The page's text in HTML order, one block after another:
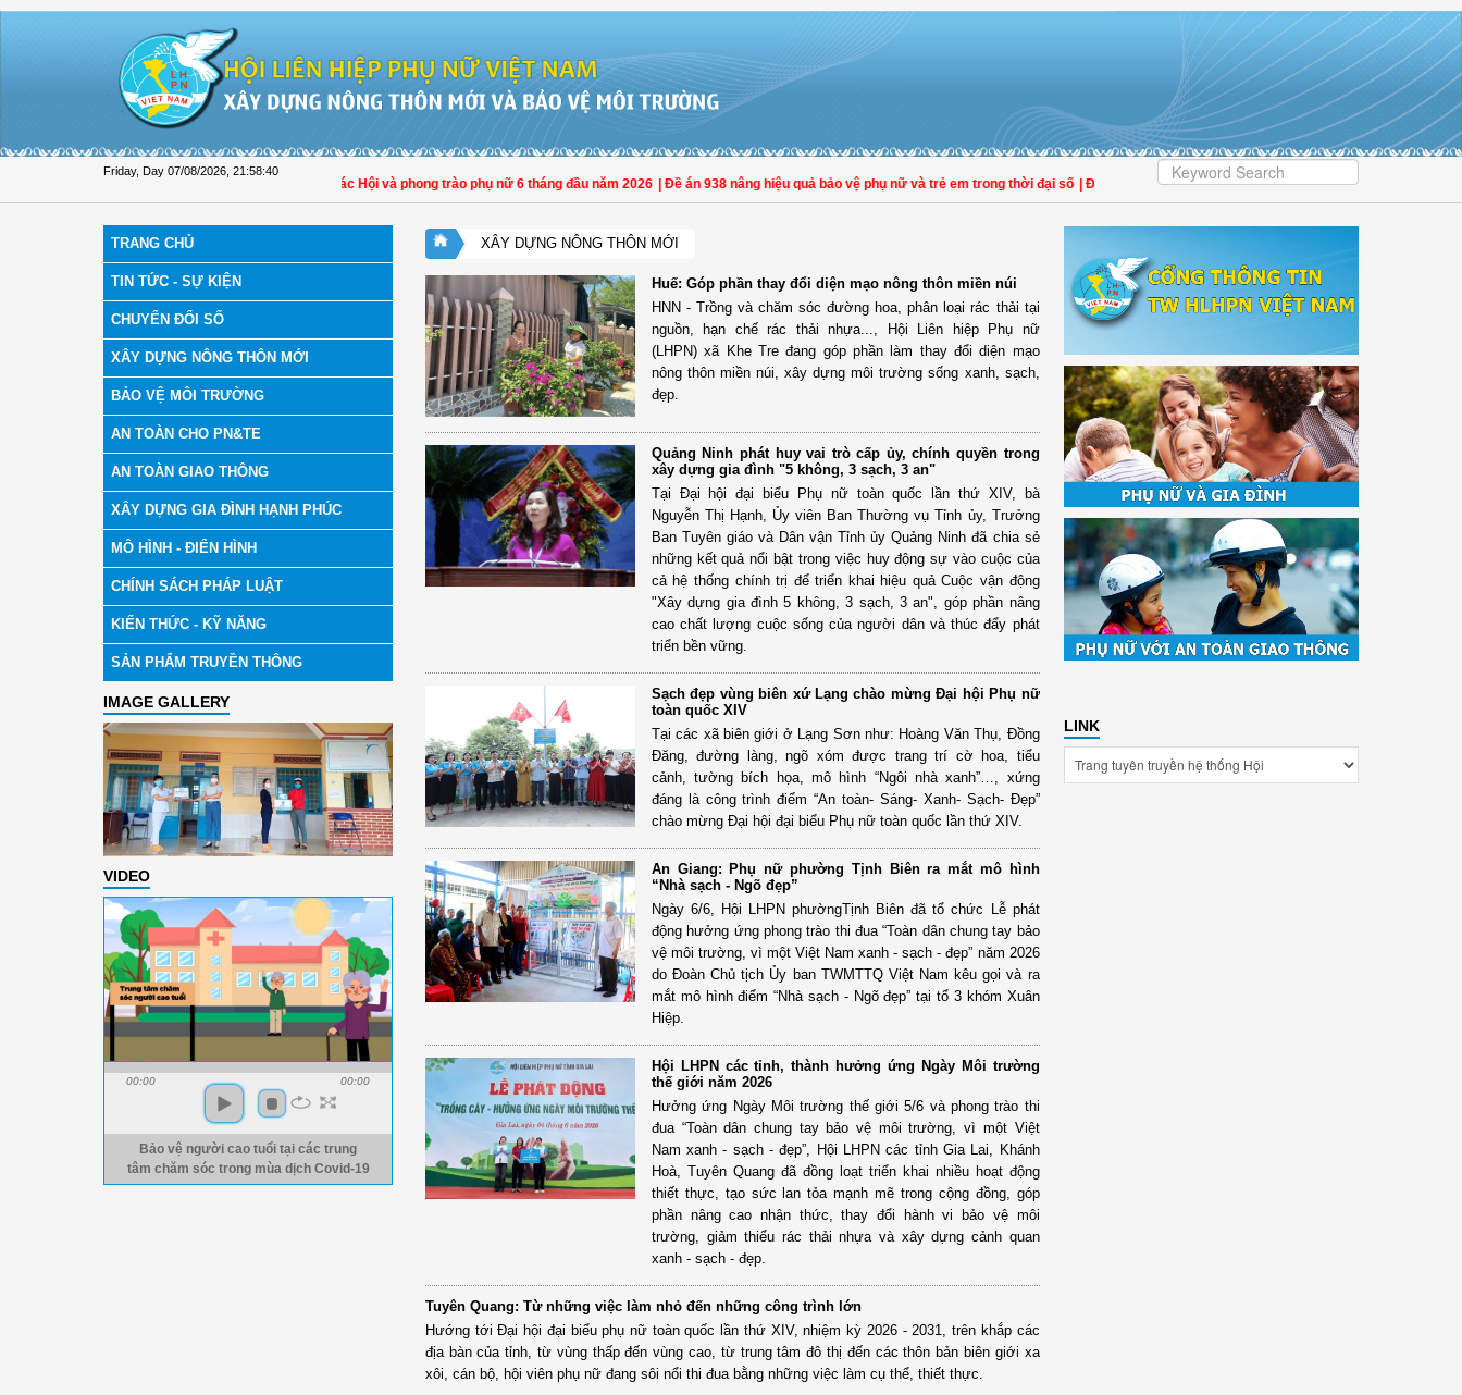
Friday, Day 07/08/2026 21:58:41
Hội LHPN xã Tam Ngãi, Vĩnh Long sơ kết công tác Hội và phong trào phụ nữ 6 tháng đầu năm 2026 | Đề án 938 nâng hiệu quả bảo vệ phụ nữ và trẻ em trong thời đại số | Đại biểu Trần Lan Phương: Giảm tiền kiểm phải đi cùng hậu kiểm
TRANG CHỦ
TIN TỨC - SỰ KIỆN
CHUYỂN ĐỔI SỐ
XÂY DỰNG NÔNG THÔN MỚI
BẢO VỆ MÔI TRƯỜNG
AN TOÀN CHO PN&TE
AN TOÀN GIAO THÔNG
XÂY DỰNG GIA ĐÌNH HẠNH PHÚC
MÔ HÌNH - ĐIỂN HÌNH
CHÍNH SÁCH PHÁP LUẬT
KIẾN THỨC - KỸ NĂNG
SẢN PHẨM TRUYỀN THÔNG
IMAGE GALLERY
VIDEO
00:00 00:00
Bảo vệ người cao tuổi tại các trung
tâm chăm sóc trong mùa dịch Covid-19
XÂY DỰNG NÔNG THÔN MỚI
Huế: Góp phần thay đổi diện mạo nông thôn miền núi
HNN - Trồng và chăm sóc đường hoa, phân loại rác thải tại
nguồn, hạn chế rác thải nhựa..., Hội Liên hiệp Phụ nữ
(LHPN) xã Khe Tre đang góp phần làm thay đổi diện mạo
nông thôn miền núi, xây dựng môi trường sống xanh, sạch,
đẹp.
Quảng Ninh phát huy vai trò cấp ủy, chính quyền trong
xây dựng gia đình "5 không, 3 sạch, 3 an"
Tại Đại hội đại biểu Phụ nữ toàn quốc lần thứ XIV, bà
Nguyễn Thị Hạnh, Ủy viên Ban Thường vụ Tỉnh ủy, Trưởng
Ban Tuyên giáo và Dân vận Tỉnh ủy Quảng Ninh đã chia sẻ
những kết quả nổi bật trong việc huy động sự vào cuộc của
cả hệ thống chính trị để triển khai hiệu quả Cuộc vận động
"Xây dựng gia đình 5 không, 3 sạch, 3 an", góp phần nâng
cao chất lượng cuộc sống của người dân và thúc đẩy phát
triển bền vững.
Sạch đẹp vùng biên xứ Lạng chào mừng Đại hội Phụ nữ
toàn quốc XIV
Tại các xã biên giới ở Lạng Sơn như: Hoàng Văn Thụ, Đồng
Đăng, đường làng, ngõ xóm được trang trí cờ hoa, tiểu
cảnh, tường bích họa, mô hình “Ngôi nhà xanh”…, xứng
đáng là công trình điểm “An toàn- Sáng- Xanh- Sạch- Đẹp”
chào mừng Đại hội đại biểu Phụ nữ toàn quốc lần thứ XIV.
An Giang: Phụ nữ phường Tịnh Biên ra mắt mô hình
“Nhà sạch - Ngõ đẹp”
Ngày 6/6, Hội LHPN phườngTịnh Biên đã tổ chức Lễ phát
động hưởng ứng phong trào thi đua “Toàn dân chung tay bảo
vệ môi trường, vì một Việt Nam xanh - sạch - đẹp” năm 2026
do Đoàn Chủ tịch Ủy ban TWMTTQ Việt Nam kêu gọi và ra
mắt mô hình điểm “Nhà sạch - Ngõ đẹp” tại tổ 3 khóm Xuân
Hiệp.
Hội LHPN các tỉnh, thành hưởng ứng Ngày Môi trường
thế giới năm 2026
Hưởng ứng Ngày Môi trường thế giới 5/6 và phong trào thi
đua “Toàn dân chung tay bảo vệ môi trường, vì một Việt
Nam xanh - sạch - đẹp”, Hội LHPN các tỉnh Gia Lai, Khánh
Hoà, Tuyên Quang đã đồng loạt triển khai nhiều hoạt động
thiết thực, tạo sức lan tỏa mạnh mẽ trong cộng đồng, góp
phần nâng cao nhận thức, thay đổi hành vi bảo vệ môi
trường, giảm thiểu rác thải nhựa và xây dựng cảnh quan
xanh - sạch - đẹp.
Tuyên Quang: Từ những việc làm nhỏ đến những công trình lớn
Hướng tới Đại hội đại biểu phụ nữ toàn quốc lần thứ XIV, nhiệm kỳ 2026 - 2031, trên khắp các
địa bàn của tỉnh, từ vùng thấp đến vùng cao, từ trung tâm đô thị đến các thôn bản biên giới xa
xôi, cán bộ, hội viên phụ nữ đang sôi nổi thi đua bằng những việc làm cụ thể, thiết thực.
LINK